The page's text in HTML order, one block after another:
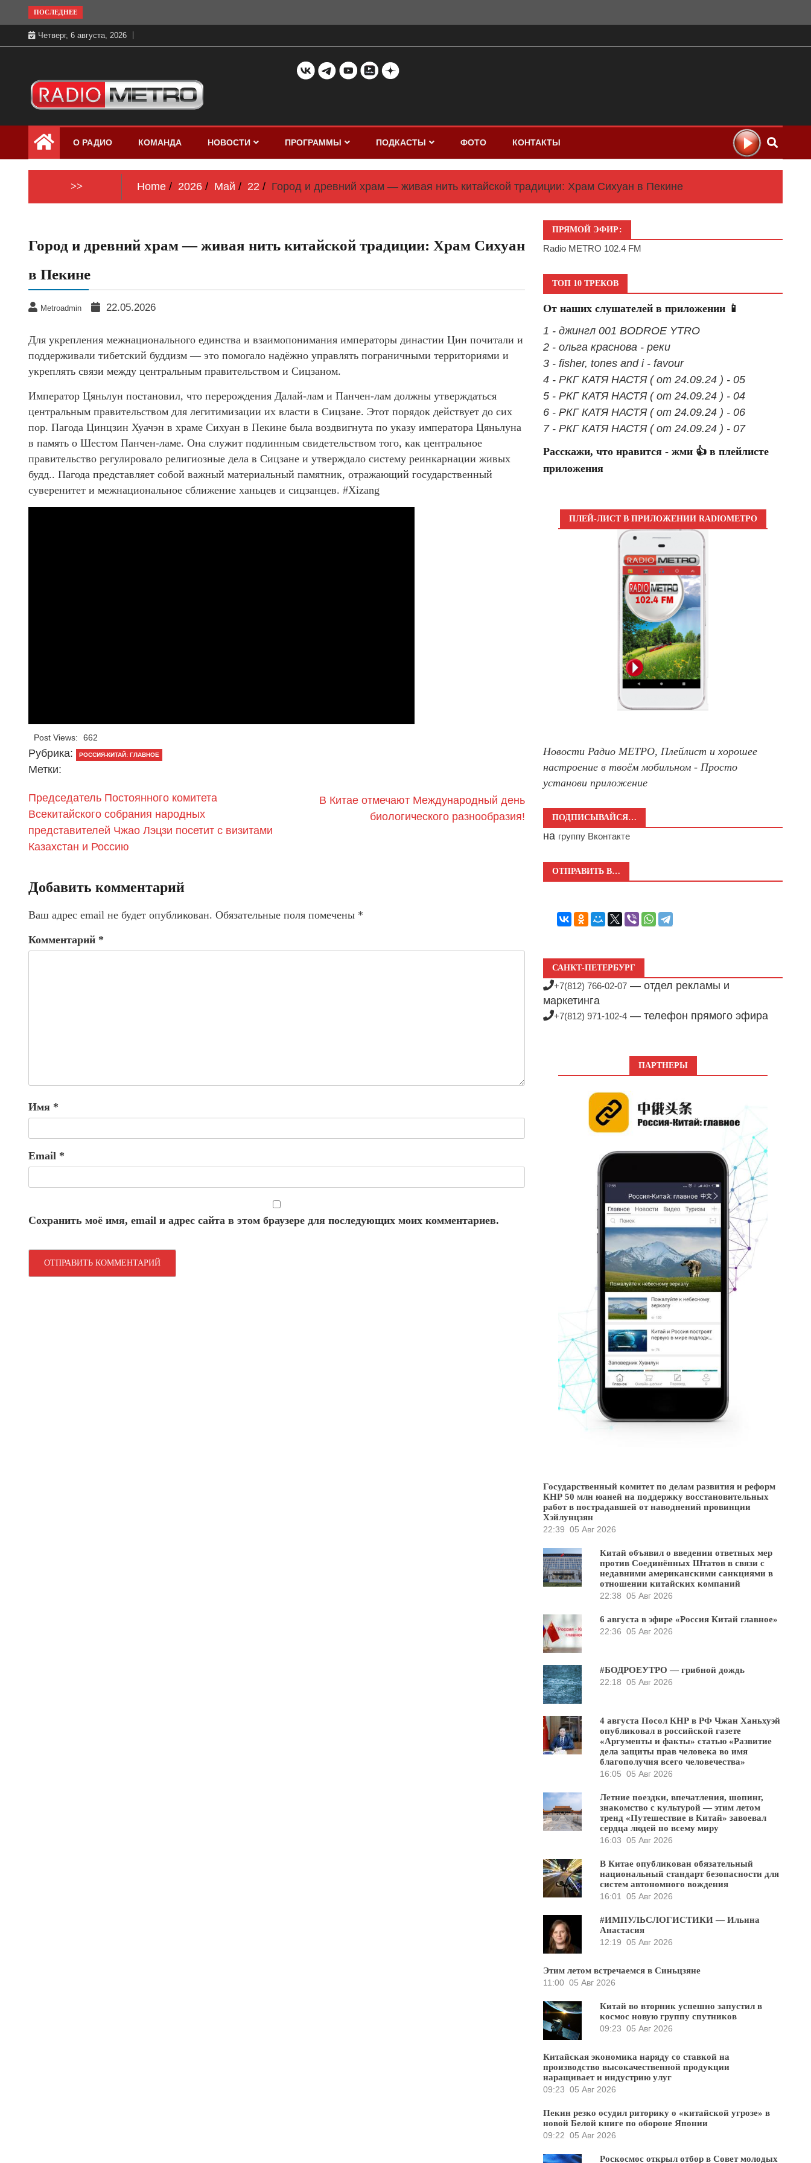
to
content
ПОСЛЕДНЕЕ
Четверг, 6 августа, 2026
Радио МЕТРО
бесплатно в хорошем качестве Санкт-
Петербург и Россия
О РАДИО КОМАНДА НОВОСТИ ПРОГРАММЫ ПОДКАСТЫ ФОТО КОНТАКТЫ
>> Home 2026 Май 22 Город и древний храм — живая нить китайской традиции: Храм Сихуан в Пекине
Город и древний храм — живая нить китайской традиции: Храм Сихуан
в Пекине
Metroadmin 22.05.2026
Для укрепления межнационального единства и взаимопонимания императоры династии Цин почитали и
поддерживали тибетский буддизм — это помогало надёжно управлять пограничными территориями и
укреплять связи между центральным правительством и Сицзаном.
Император Цяньлун постановил, что перерождения Далай-лам и Панчен-лам должны утверждаться
центральным правительством для легитимизации их власти в Сицзане. Этот порядок действует до сих
пор. Пагода Цинцзин Хуачэн в храме Сихуан в Пекине была воздвигнута по указу императора Цяньлуна
в память о Шестом Панчен-ламе. Она служит подлинным свидетельством того, как центральное
правительство регулировало религиозные дела в Сицзане и утверждало систему реинкарнации живых
будд.. Пагода представляет собой важный материальный памятник, отражающий государственный
суверенитет и межнациональное сближение ханьцев и сицзанцев. #Xizang
Post Views: 662
Рубрика: РОССИЯ-КИТАЙ: ГЛАВНОЕ
Метки:
Председатель Постоянного комитета
Всекитайского собрания народных
представителей Чжао Лэцзи посетит с визитами
Казахстан и Россию
В Китае отмечают Международный день
биологического разнообразия!
Добавить комментарий
Ваш адрес email не будет опубликован. Обязательные поля помечены *
Комментарий *
Имя *
Email *
Сохранить моё имя, email и адрес сайта в этом браузере для последующих моих комментариев.
ПРЯМОЙ ЭФИР:
Radio METRO 102.4 FM
ТОП 10 ТРЕКОВ
От наших слушателей в приложении 📱
1 - джингл 001 BODROE YTRO
2 - ольга краснова - реки
3 - fisher, tones and i - favour
4 - РКГ КАТЯ НАСТЯ ( от 24.09.24 ) - 05
5 - РКГ КАТЯ НАСТЯ ( от 24.09.24 ) - 04
6 - РКГ КАТЯ НАСТЯ ( от 24.09.24 ) - 06
7 - РКГ КАТЯ НАСТЯ ( от 24.09.24 ) - 07
Расскажи, что нравится - жми 👍 в плейлисте
приложения
ПЛЕЙ-ЛИСТ В ПРИЛОЖЕНИИ RADIOМЕТРО
Новости Радио МЕТРО, Плейлист и хорошее
настроение в твоём мобильном - Просто
установи приложение
ПОДПИСЫВАЙСЯ…
на группу Вконтакте
ОТПРАВИТЬ В…
САНКТ-ПЕТЕРБУРГ
+7(812) 766-02-07 — отдел рекламы и
маркетинга
+7(812) 971-102-4 — телефон прямого эфира
ПАРТНЕРЫ
Государственный комитет по делам развития и реформ
КНР 50 млн юаней на поддержку восстановительных
работ в пострадавшей от наводнений провинции
Хэйлунцзян
22:39 05 Авг 2026
Китай объявил о введении ответных мер
против Соединённых Штатов в связи с
недавними американскими санкциями в
отношении китайских компаний
22:38 05 Авг 2026
6 августа в эфире «Россия Китай главное»
22:36 05 Авг 2026
#БОДРОЕУТРО — грибной дождь
22:18 05 Авг 2026
4 августа Посол КНР в РФ Чжан Ханьхуэй
опубликовал в российской газете
«Аргументы и факты» статью «Развитие
дела защиты прав человека во имя
благополучия всего человечества»
16:05 05 Авг 2026
Летние поездки, впечатления, шопинг,
знакомство с культурой — этим летом
тренд «Путешествие в Китай» завоевал
сердца людей по всему миру
16:03 05 Авг 2026
В Китае опубликован обязательный
национальный стандарт безопасности для
систем автономного вождения
16:01
05 Авг 2026
#ИМПУЛЬСЛОГИСТИКИ — Ильина
Анастасия
12:19 05 Авг 2026
Этим летом встречаемся в Синьцзяне
11:00 05 Авг 2026
Китай во вторник успешно запустил в
космос новую группу спутников
09:23 05 Авг 2026
Китайская экономика наряду со ставкой на
производство высокачественной продукции
наращивает и индустрию улуг
09:23 05 Авг 2026
Пекин резко осудил риторику о «китайской угрозе» в
новой Белой книге по обороне Японии
09:22 05 Авг 2026
Роскосмос открыл отбор в Совет молодых